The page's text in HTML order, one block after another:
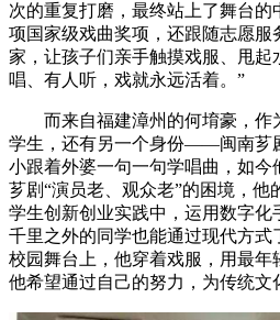
次的重复打磨，最终站上了舞台
项国家级戏曲奖项，还跟随志愿服
家，让孩子们亲手触摸戏服、甩起
唱、有人听，戏就永远活着。”
而来自福建漳州的何堉豪，作
学生，还有另一个身份——闽南芗
小跟着外婆一句一句学唱曲，如
芗剧“演员老、观众老”的困境，他
学生创新创业实践中，运用数字化
千里之外的同学也能通过现代方式
校园舞台上，他穿着戏服，用最年
他希望通过自己的努力，为传统文